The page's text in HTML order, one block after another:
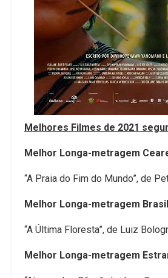
Melhores Filmes de 2021
Melhor Longa-metragem
“A Praia do Fim do Mundo”, de
Melhor Longa-metragem
“A Última Floresta”, de Luiz
Melhor Longa-metragem